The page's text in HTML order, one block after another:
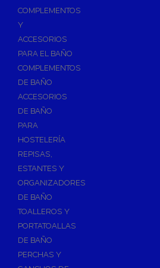
Válvulas para Calefacción
Válv. Mezcladora Termostática
Válvulas Motorizadas
Válvulas de Seguridad
Colectores de Calefacción
Bombas de Calor
Bombas de calor para ACS
Cocinas
Extractores de Cocina
Fregaderos
Grifería de Fregadero
Recambios de fregadero
Contra Incendios
COMPLEMENTOS
Y
ACCESORIOS
PARA EL BAÑO
COMPLEMENTOS
DE BAÑO
ACCESORIOS
DE BAÑO
PARA
HOSTELERÍA
REPISAS,
ESTANTES Y
ORGANIZADORES
DE BAÑO
TOALLEROS Y
PORTATOALLAS
DE BAÑO
PERCHAS Y